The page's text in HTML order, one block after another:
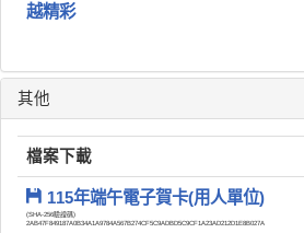
越精彩
其他
檔案下載
115年端午電子賀卡(用人單位)
(SHA-256驗證碼)
2AB47F849187A0B34A1A9784A567B274CF5C9ADBD5C9CF1A23AD212D1E8B027A